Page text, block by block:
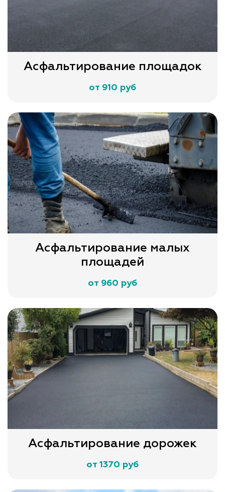
Асфальтирование площадок
от 910 руб
Асфальтирование малых
площадей
от 960 руб
Асфальтирование дорожек
от 1370 руб